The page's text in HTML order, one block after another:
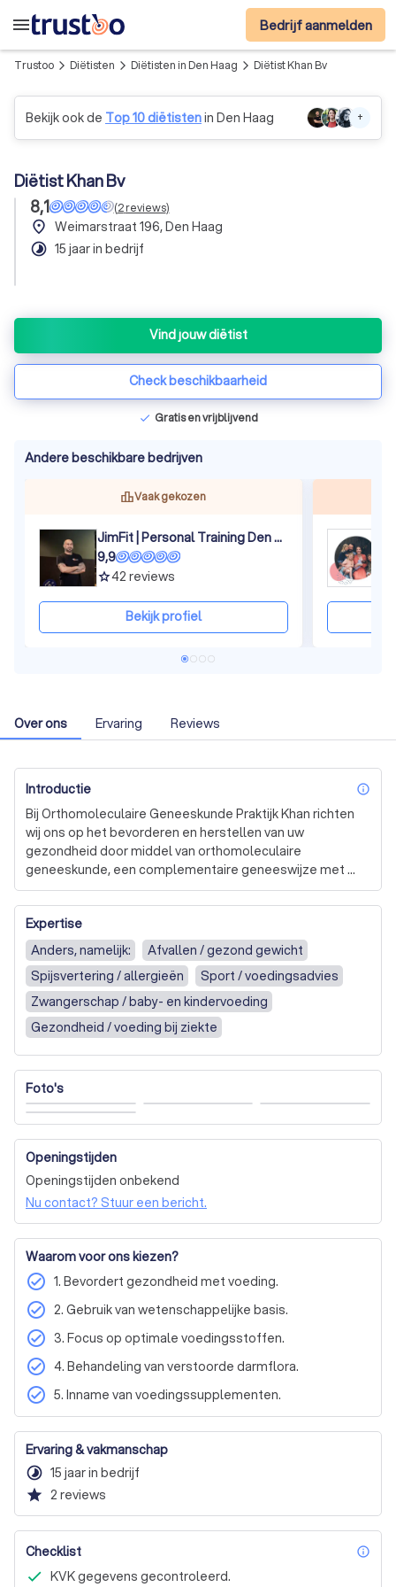
menu Bedrijf aanmelden
Trustoo arrow_forward_ios Diëtisten arrow_forward_ios Diëtisten in Den Haag arrow_forward_ios Diëtist Khan Bv
Bekijk ook de Top 10 diëtistenin Den Haag +
Diëtist Khan Bv
8,1
(2reviews)
place Weimarstraat 196, Den Haag
timelapse 15 jaar in bedrijf
Vind jouw diëtist
Check beschikbaarheid
check Gratis en vrijblijvend
Andere beschikbare bedrijven
Vaak gekozen
JimFit | Personal Training Den Haag
9,9
grade42 reviews
Bekijk profiel
Over ons Ervaring Reviews
Introductie
Bij Orthomoleculaire Geneeskunde Praktijk Khan richten
wij ons op het bevorderen en herstellen van uw
gezondheid door middel van orthomoleculaire
geneeskunde, een complementaire geneeswijze met
een wetenschappelijke basis. Onze benadering is gericht
op het optimaliseren van uw voedingsinname om zowel
noodzakelijke als nuttige voedingsstoffen te verkrijgen,
terwijl we de inname van schadelijke stoffen
minimaliseren.
Gezien de uitdagingen in moderne diëten om optimale
hoeveelheden van bepaalde voedingsstoffen te
verkrijgen, zoals foliumzuur, benadrukken wij het belang
van een gezonde darmflora als fundament van uw
algehele gezondheid. Een gezond darmstelsel is cruciaal
voor een gezond lichaam, en wij geloven sterk in de
preventie en behandeling van ziekten door middel van
een volwaardige voeding aangevuld met hoogwaardige
voedingssupplementen.
Onze supplementen bevatten vitamines, mineralen,
aminozuren, essentiële vetzuren, enzymen en
bioflavonoïden, die allemaal een rol spelen in het
ondersteunen en optimaliseren van uw gezondheid. Wij
nodigen u uit om de kracht van orthomoleculaire
geneeskunde te ontdekken en hoe deze uw leven kan
veranderen. Neem contact met ons op voor een
vrijblijvende offerte en begin uw reis naar een gezonder
leven.
Expertise
Anders, namelijk:
Afvallen / gezond gewicht
Spijsvertering / allergieën
Sport / voedingsadvies
Zwangerschap / baby- en kindervoeding
Gezondheid / voeding bij ziekte
Foto's
Openingstijden
Openingstijden onbekend
Nu contact? Stuur een bericht.
Waarom voor ons kiezen?
check_circle 1. Bevordert gezondheid met voeding.
check_circle 2. Gebruik van wetenschappelijke basis.
check_circle 3. Focus op optimale voedingsstoffen.
check_circle 4. Behandeling van verstoorde darmflora.
check_circle 5. Inname van voedingssupplementen.
Ervaring & vakmanschap
timelapse 15 jaar in bedrijf
star 2 reviews
Checklist
KVK gegevens gecontroleerd.